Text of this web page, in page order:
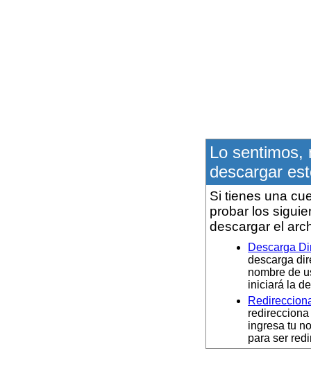
Lo sentimos,
descargar
Si tienes una
probar los
descargar el
Descarga
descarga
nombre de
iniciará la
ingresa tu
para ser